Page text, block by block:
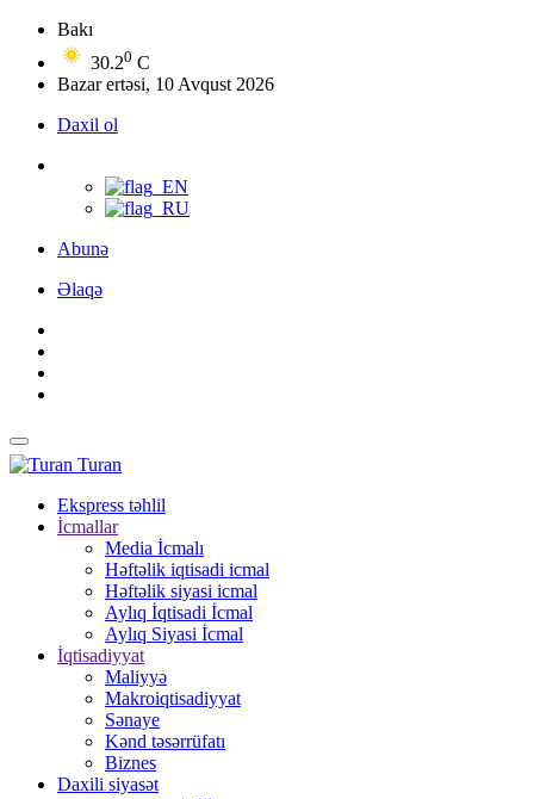
Bakı
30.20 C
Bazar ertəsi, 10 Avqust 2026
Daxil ol
Abunə
Əlaqə
Turan
Ekspress təhlil
İcmallar
Media İcmalı
Həftəlik iqtisadi icmal
Həftəlik siyasi icmal
Aylıq İqtisadi İcmal
Aylıq Siyasi İcmal
İqtisadiyyat
Maliyyə
Makroiqtisadiyyat
Sənaye
Kənd təsərrüfatı
Biznes
Daxili siyasət